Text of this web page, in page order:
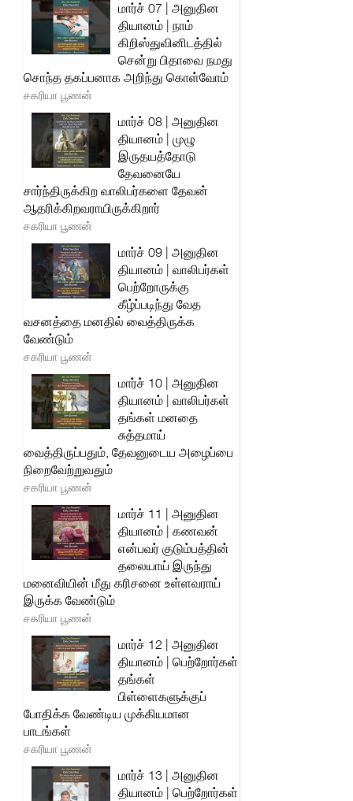
மார்ச் 07 | அனுதின
தியானம் | நாம்
கிறிஸ்துவினிடத்தில்
சென்று பிதாவை நமது
சொந்த தகப்பனாக அறிந்து கொள்வோம்
சகரியா பூணன்
மார்ச் 08 | அனுதின
தியானம் | முழு
இருதயத்தோடு
தேவனையே
சார்ந்திருக்கிற வாலிபர்களை தேவன்
ஆதரிக்கிறவராயிருக்கிறார்
சகரியா பூணன்
மார்ச் 09 | அனுதின
தியானம் | வாலிபர்கள்
பெற்றோருக்கு
கீழ்ப்படிந்து வேத
வசனத்தை மனதில் வைத்திருக்க
வேண்டும்
சகரியா பூணன்
மார்ச் 10 | அனுதின
தியானம் | வாலிபர்கள்
தங்கள் மனதை
சுத்தமாய்
வைத்திருப்பதும், தேவனுடைய அழைப்பை
நிறைவேற்றுவதும்
சகரியா பூணன்
மார்ச் 11 | அனுதின
தியானம் | கணவன்
என்பவர் குடும்பத்தின்
தலையாய் இருந்து
மனைவியின் மீது கரிசனை உள்ளவராய்
இருக்க வேண்டும்
சகரியா பூணன்
மார்ச் 12 | அனுதின
தியானம் | பெற்றோர்கள்
தங்கள்
பிள்ளைகளுக்குப்
போதிக்க வேண்டிய முக்கியமான
பாடங்கள்
சகரியா பூணன்
மார்ச் 13 | அனுதின
தியானம் | பெற்றோர்கள்